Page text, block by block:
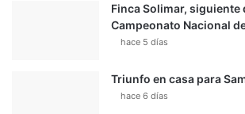
Finca Solimar, siguiente
Campeonato Nacional
hace 5 días
Triunfo en casa para
hace 6 días